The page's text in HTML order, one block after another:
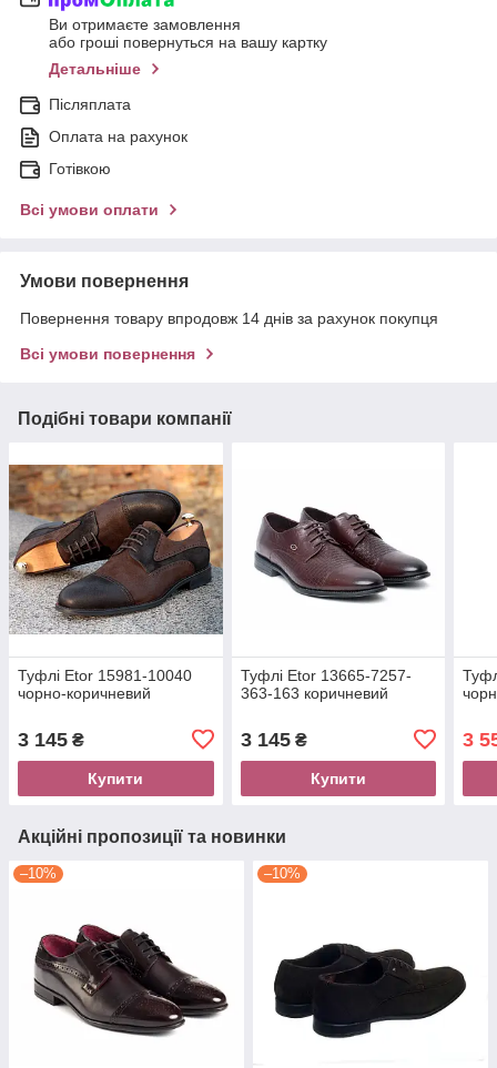
Ви отримаєте замовлення
або гроші повернуться на вашу картку
Детальніше
Післяплата
Оплата на рахунок
Готівкою
Всі умови оплати
Умови повернення
Повернення товару впродовж 14 днів за рахунок покупця
Всі умови повернення
Подібні товари компанії
Туфлі Etor 15981-10040
чорно-коричневий
3 145 ₴
Купити
Туфлі Etor 13665-7257-
363-163 коричневий
3 145₴
Купити
3
Акційні пропозиції та новинки
–10% –10%